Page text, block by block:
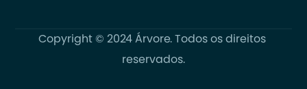
Copyright © 2024 Árvore. Todos os direitos
reservados.